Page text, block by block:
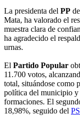
La presidenta del PP
Mata, ha valorado el
muestra clara de
ha agradecido el
urnas.
El Partido Popular
11.700 votos,
total, situándose como
política del municipio y
formaciones. El
18,98%, seguido del